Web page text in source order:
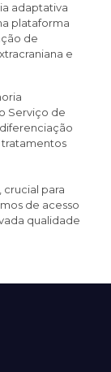
adaptativa
plataforma
de
e
Serviço de
tratamentos
para
de acesso
qualidade